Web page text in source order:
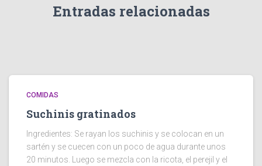
Entradas relacionadas
COMIDAS
Suchinis gratinados
Ingredientes: Se rayan los suchinis y se colocan en un
sartén y se cuecen con un poco de agua durante unos
20 minutos. Luego se mezcla con la ricota, el perejil y el